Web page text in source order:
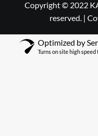
Copyright © 2022
reserved. |
Optimized by
Turns on site high